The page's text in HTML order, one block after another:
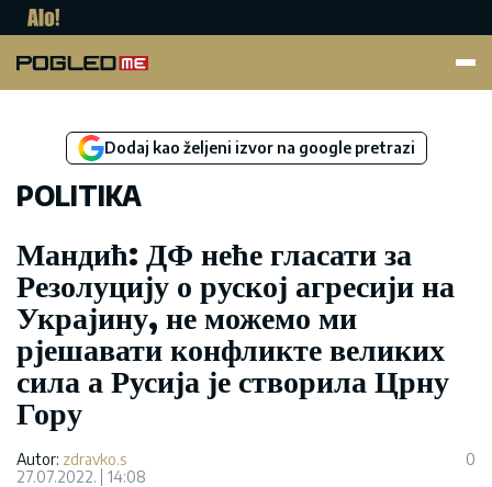
Dodaj kao željeni izvor na google pretrazi
POLITIKA
Мандић: ДФ неће гласати за
Резолуцију о руској агресији на
Украјину, не можемо ми
рјешавати конфликте великих
сила а Русија је створила Црну
Гору
Autor: zdravko.s
27.07.2022.
14:08
0